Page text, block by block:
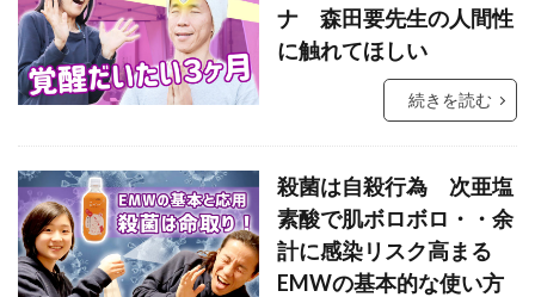
ナ 森田要先生の人間性
に触れてほしい
続きを読む
殺菌は自殺行為 次亜塩
素酸で肌ボロボロ・・余
計に感染リスク高まる
EMWの基本的な使い方
検索